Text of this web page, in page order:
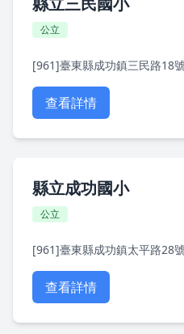
公立
[961]臺東縣成功鎮三民路18
查看詳情
縣立成功國小
公立
[961]臺東縣成功鎮太平路28
查看詳情